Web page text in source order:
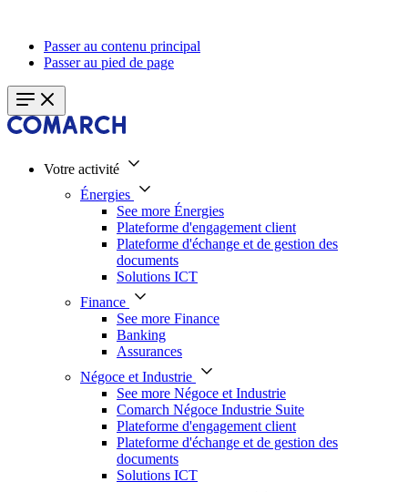
Passer au contenu principal
Passer au pied de page
Votre activité
Énergies
See more Énergies
Plateforme d'engagement client
Plateforme d'échange et de gestion des
documents
Solutions ICT
Finance
See more Finance
Banking
Assurances
Négoce et Industrie
See more Négoce et Industrie
Comarch Négoce Industrie Suite
Plateforme d'engagement client
Plateforme d'échange et de gestion des
documents
Solutions ICT